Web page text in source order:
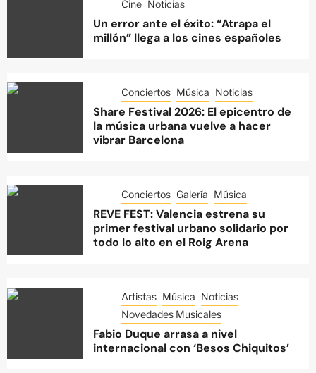
Cine Noticias
Un error ante el éxito: “Atrapa el
millón” llega a los cines españoles
Conciertos Música Noticias
Share Festival 2026: El epicentro de
la música urbana vuelve a hacer
vibrar Barcelona
Conciertos Galería Música
REVE FEST: Valencia estrena su
primer festival urbano solidario por
todo lo alto en el Roig Arena
Artistas Música Noticias
Novedades Musicales
Fabio Duque arrasa a nivel
internacional con ‘Besos Chiquitos’